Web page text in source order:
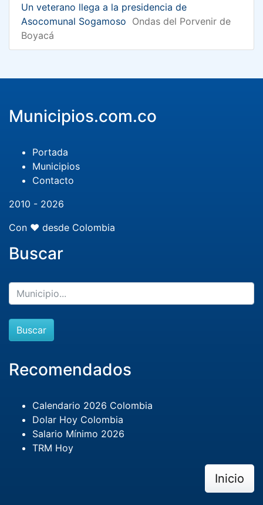
Un veterano llega a la presidencia de
Asocomunal Sogamoso Ondas del Porvenir de
Boyacá
Municipios.com.co
Portada
Municipios
Contacto
2010 - 2026
Con ❤️ desde Colombia
Buscar
Buscar
Recomendados
Calendario 2026 Colombia
Dolar Hoy Colombia
Salario Mínimo 2026
TRM Hoy
Inicio